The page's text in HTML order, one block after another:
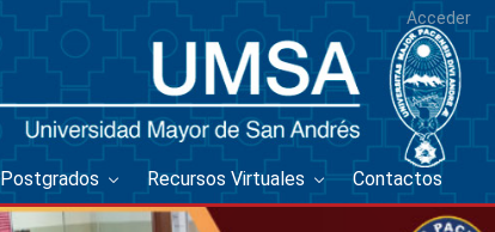
Acceder
Postgrados Recursos Virtuales Contactos